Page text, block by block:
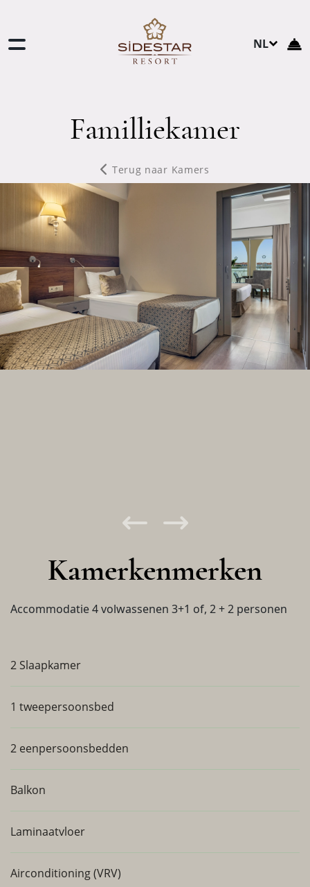
NL
Terug naar Kamers
Familliekamer
Kamerkenmerken
Accommodatie 4 volwassenen 3+1 of, 2 + 2 personen
2 Slaapkamer
1 tweepersoonsbed
2 eenpersoonsbedden
Balkon
Laminaatvloer
Airconditioning (VRV)